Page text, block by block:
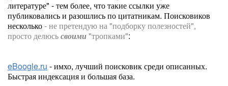
литературе" - тем более, что такие ссылки уже
публиковались и разошлись по цитатникам. Поисковиков
несколько- не претендую на "подборку полезностей",
просто делюсьсвоими "тропками":
eBoogle.ru - имхо, лучший поисковик среди описанных.
Быстрая индексация и большая база.